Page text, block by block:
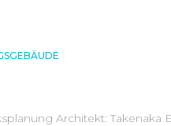
Architekt: Takenaka